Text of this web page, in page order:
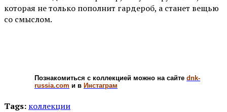
которая не только пополнит гардероб, а станет вещью
со смыслом.
Познакомиться с коллекцией можно на сайте dnk-
russia.com и в Инстаграм
Tags: коллекции